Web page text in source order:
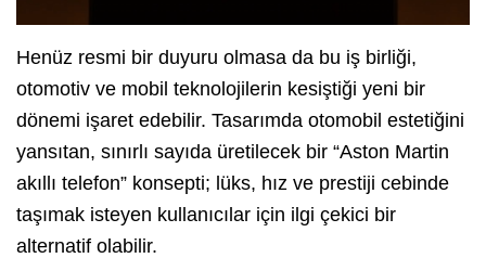
Henüz resmi bir duyuru olmasa da bu iş birliği,
otomotiv ve mobil teknolojilerin kesiştiği yeni bir
dönemi işaret edebilir. Tasarımda otomobil estetiğini
yansıtan, sınırlı sayıda üretilecek bir “Aston Martin
akıllı telefon” konsepti; lüks, hız ve prestiji cebinde
taşımak isteyen kullanıcılar için ilgi çekici bir
alternatif olabilir.